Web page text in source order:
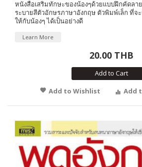
หนังสือเสริมทักษะของน้องๆด้วยแบบฝึกคัดลา
ระบายสีตัวอักษรภาษาอังกฤษ ตัวพิมพ์เล็ก ที่จ
ให้กับน้องๆ ได้เป็นอย่างดี
Learn More
20.00 THB
Add to Cart
Add to Wishlist
Add